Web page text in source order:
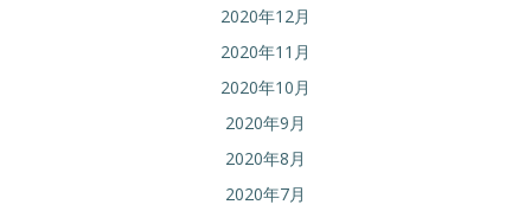
2020年12月
2020年11月
2020年10月
2020年9月
2020年8月
2020年7月